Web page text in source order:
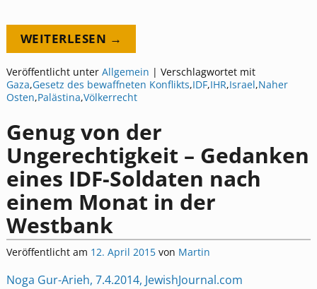
WEITERLESEN →
Veröffentlicht unter Allgemein | Verschlagwortet mit
Gaza,Gesetz des bewaffneten Konflikts,IDF,IHR,Israel,Naher
Osten,Palästina,Völkerrecht
Genug von der
Ungerechtigkeit – Gedanken
eines IDF-Soldaten nach
einem Monat in der
Westbank
Veröffentlicht am 12. April 2015 von Martin
Noga Gur-Arieh, 7.4.2014, JewishJournal.com